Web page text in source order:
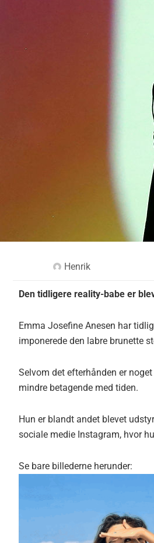
Henrik
Den tidligere reality-babe er
Emma Josefine Anesen har
imponerede den labre brunette
Selvom det efterhånden er
mindre betagende med tiden.
Hun er blandt andet blevet
sociale medie Instagram, hvor
Se bare billederne herunder: